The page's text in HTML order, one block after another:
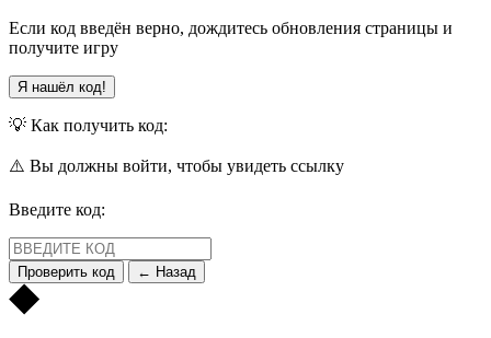
Если код введён верно, дождитесь обновления страницы и
получите игру
Я нашёл код!
💡 Как получить код:
⚠️ Вы должны войти, чтобы увидеть ссылку
Введите код:
Проверить код ← Назад